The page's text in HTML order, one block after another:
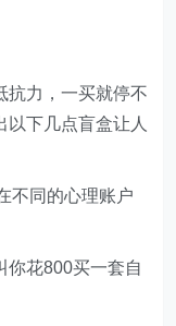
抗力，一买就停不
下几点盲盒让人
不同的心理账户
你花800买一套自